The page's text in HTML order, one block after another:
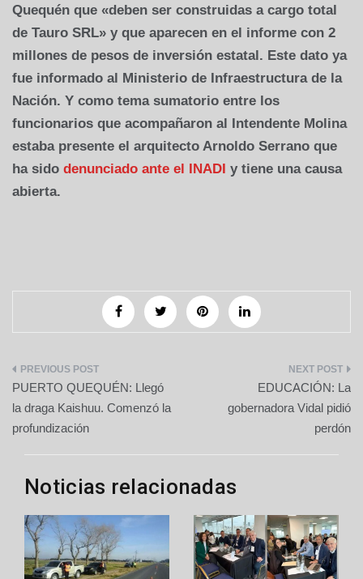
Quequén que «deben ser construidas a cargo total
de Tauro SRL» y que aparecen en el informe con 2
millones de pesos de inversión estatal. Este dato ya
fue informado al Ministerio de Infraestructura de la
Nación. Y como tema sumatorio entre los
funcionarios que acompañaron al Intendente Molina
estaba presente el arquitecto Arnoldo Serrano que
ha sido denunciado ante el INADI y tiene una causa
abierta.
Navegación
de
entradas
PUERTO QUEQUÉN: Llegó
la draga Kaishuu. Comenzó la
profundización
EDUCACIÓN: La
gobernadora Vidal pidió
perdón
Noticias relacionadas